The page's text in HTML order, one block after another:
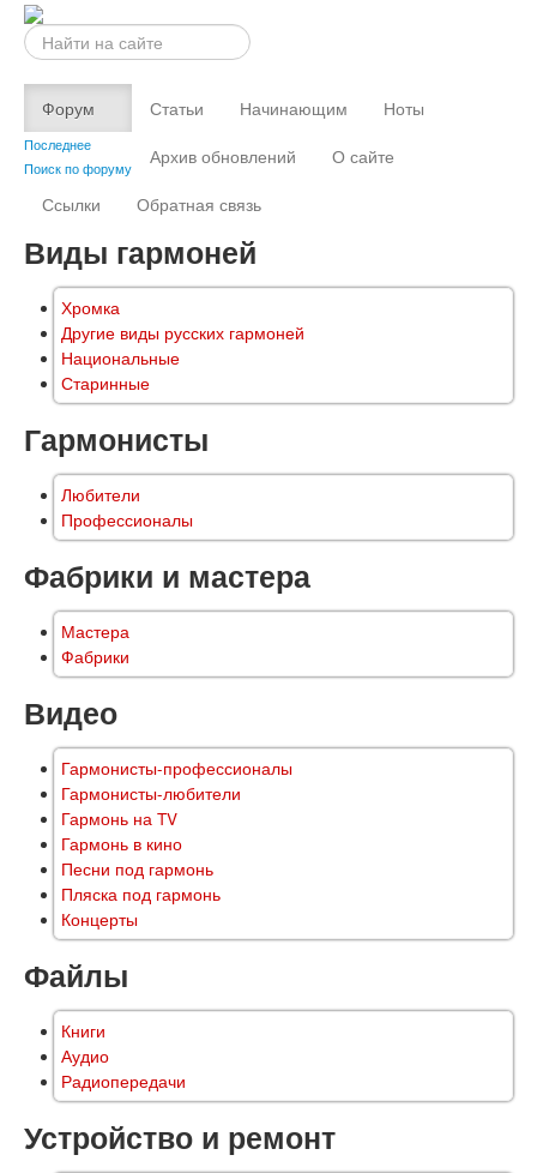
Искать...
Форум
Последнее
Поиск по форуму
Статьи Начинающим
Ноты
Архив обновлений
О сайте
Ссылки
Обратная связь
Виды гармоней
Хромка
Другие виды русских гармоней
Национальные
Старинные
Гармонисты
Любители
Профессионалы
Фабрики и мастера
Мастера
Фабрики
Видео
Гармонисты-профессионалы
Гармонисты-любители
Гармонь на TV
Гармонь в кино
Песни под гармонь
Пляска под гармонь
Концерты
Файлы
Книги
Аудио
Радиопередачи
Устройство и ремонт